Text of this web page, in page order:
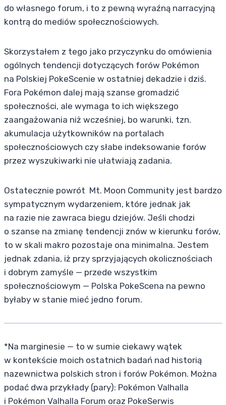
do własnego forum, i to z pewną wyraźną narracyjną
kontrą do mediów społecznościowych.
Skorzystałem z tego jako przyczynku do omówienia
ogólnych tendencji dotyczących forów Pokémon
na Polskiej PokeScenie w ostatniej dekadzie i dziś.
Fora Pokémon dalej mają szanse gromadzić
społeczności, ale wymaga to ich większego
zaangażowania niż wcześniej, bo warunki, tzn.
akumulacja użytkowników na portalach
społecznościowych czy słabe indeksowanie forów
przez wyszukiwarki nie ułatwiają zadania.
Ostatecznie powrót Mt. Moon Community jest bardzo
sympatycznym wydarzeniem, które jednak jak
na razie nie zawraca biegu dziejów. Jeśli chodzi
o szanse na zmianę tendencji znów w kierunku forów,
to w skali makro pozostaje ona minimalna. Jestem
jednak zdania, iż przy sprzyjających okolicznościach
i dobrym zamyśle — przede wszystkim
społecznościowym — Polska PokeScena na pewno
byłaby w stanie mieć jedno forum.
*Na marginesie — to w sumie ciekawy wątek
w kontekście moich ostatnich badań nad historią
nazewnictwa polskich stron i forów Pokémon. Można
podać dwa przykłady (pary): Pokémon Valhalla
i Pokémon Valhalla Forum oraz PokeSerwis